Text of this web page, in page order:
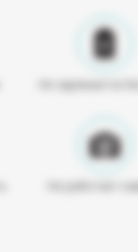
Не заряжается
Не работает